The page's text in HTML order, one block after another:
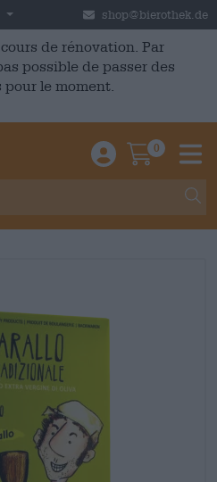
France shop@bierothek.de
de rénovation. Par
possible de passer des
pour le moment.
Einloggen /
0